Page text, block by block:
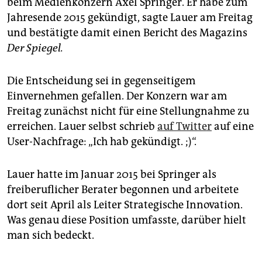
unterstützen
abo
epaper login
Jahresende 2015 gekündigt, sagte Lauer am Freitag
und bestätigte damit einen Bericht des Magazins
Der Spiegel.
Die Entscheidung sei in gegenseitigem
Einvernehmen gefallen. Der Konzern war am
Freitag zunächst nicht für eine Stellungnahme zu
erreichen. Lauer selbst schrieb auf Twitterauf eine
User-Nachfrage: „Ich hab gekündigt. ;)“.
Lauer hatte im Januar 2015 bei Springer als
freiberuflicher Berater begonnen und arbeitete
dort seit April als Leiter Strategische Innovation.
Was genau diese Position umfasste, darüber hielt
man sich bedeckt.